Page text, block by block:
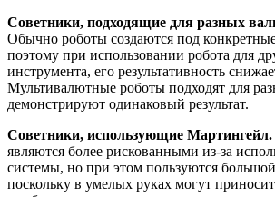
Советники, подходящие для разных
Обычно роботы создаются под
поэтому при использовании робота для
инструмента, его результативность
Мультивалютные роботы подходят для
демонстрируют одинаковый результат.
Советники, использующие Мартингейл.
являются более рискованными из-за
системы, но при этом пользуются
поскольку в умелых руках могут